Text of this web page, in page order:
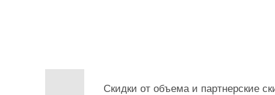
Скидки от объема и партнерские